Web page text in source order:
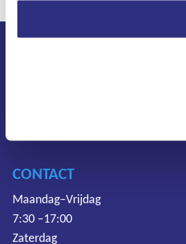
CONTACT
Maandag–Vrijdag
7:30 –17:00
Zaterdag